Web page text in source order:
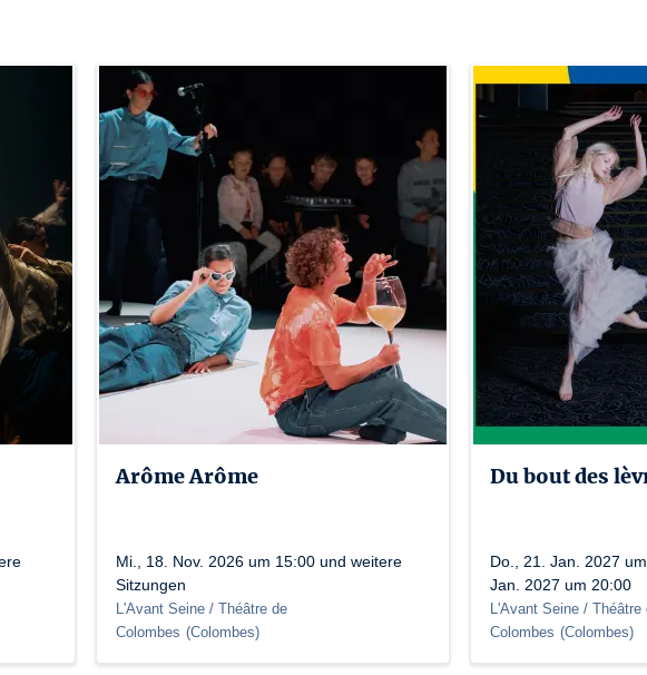
Arôme Arôme
Mi., 18. Nov. 2026 um 15:00 und weitere
Sitzungen
L'Avant Seine / Théâtre de
Colombes (Colombes)
Du bout des
Do., 21. Jan. 2027
Jan. 2027 um 20:00
L'Avant Seine / Théâtre
Colombes (Colombes)